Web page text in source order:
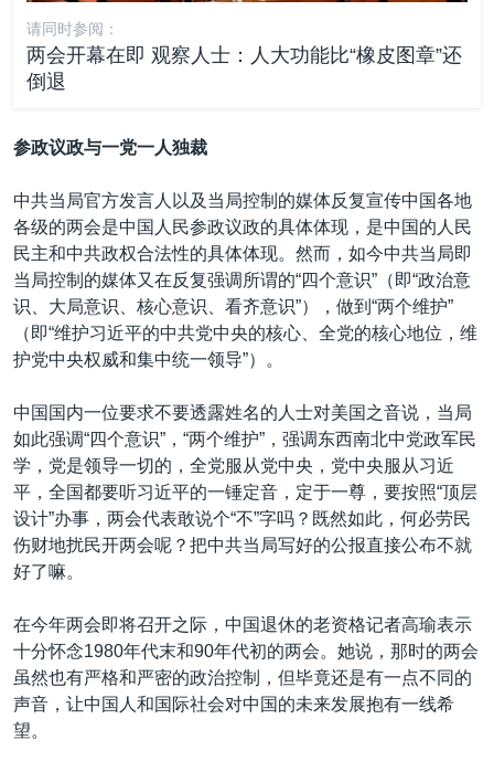
请同时参阅：
两会开幕在即 观察人士：人大功能比“橡皮图章”还
倒退
参政议政与一党一人独裁
中共当局官方发言人以及当局控制的媒体反复宣传中国各地
各级的两会是中国人民参政议政的具体体现，是中国的人民
民主和中共政权合法性的具体体现。然而，如今中共当局即
当局控制的媒体又在反复强调所谓的“四个意识”（即“政治意
识、大局意识、核心意识、看齐意识”），做到“两个维护”
（即“维护习近平的中共党中央的核心、全党的核心地位，维
护党中央权威和集中统一领导”）。
中国国内一位要求不要透露姓名的人士对美国之音说，当局
如此强调“四个意识”，“两个维护”，强调东西南北中党政军民
学，党是领导一切的，全党服从党中央，党中央服从习近
平，全国都要听习近平的一锤定音，定于一尊，要按照“顶层
设计”办事，两会代表敢说个“不”字吗？既然如此，何必劳民
伤财地扰民开两会呢？把中共当局写好的公报直接公布不就
好了嘛。
在今年两会即将召开之际，中国退休的老资格记者高瑜表示
十分怀念1980年代末和90年代初的两会。她说，那时的两会
虽然也有严格和严密的政治控制，但毕竟还是有一点不同的
声音，让中国人和国际社会对中国的未来发展抱有一线希
望。